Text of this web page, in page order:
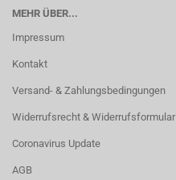
MEHR ÜBER...
Impressum
Kontakt
Versand- & Zahlungsbedingungen
Widerrufsrecht & Widerrufsformular
Coronavirus Update
AGB